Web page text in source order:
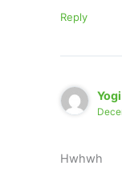
Reply
Yogi
Hwhwh